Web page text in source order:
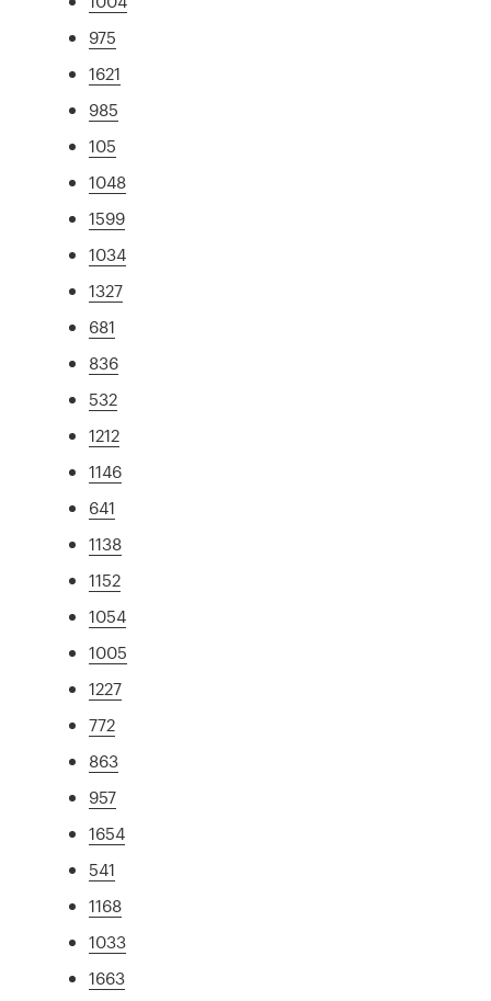
975
1621
985
105
1048
1599
1034
1327
681
836
532
1212
1146
641
1138
1152
1054
1005
1227
772
863
957
1654
541
1168
1033
1663